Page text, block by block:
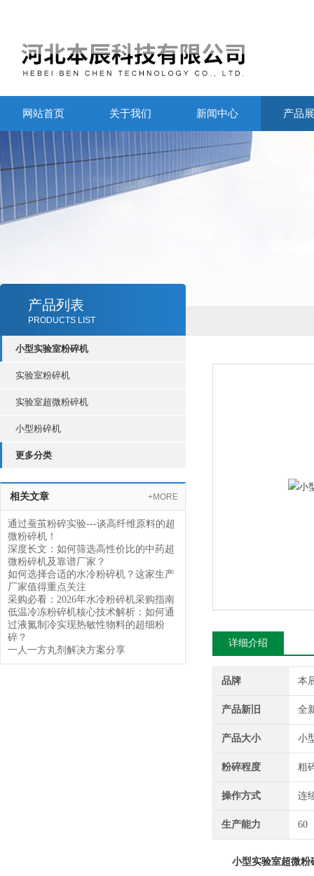
网站首页 关于我们 新闻中心 产品
产品列表
PRODUCTS LIST
小型实验室粉碎机
实验室粉碎机
实验室超微粉碎机
小型粉碎机
更多分类
相关文章 +MORE
通过蚕茧粉碎实验---谈高纤维原料的超
微粉碎机！
深度长文：如何筛选高性价比的中药超
微粉碎机及靠谱厂家？
如何选择合适的水冷粉碎机？这家生产
厂家值得重点关注
采购必看：2026年水冷粉碎机采购指南
低温冷冻粉碎机核心技术解析：如何通
过液氮制冷实现热敏性物料的超细粉
碎？
一人一方丸剂解决方案分享
详细介绍
品牌 本
产品新旧 全
产品大小 小
粉碎程度 粗
操作方式 连
生产能力 60
小型实验室超微粉